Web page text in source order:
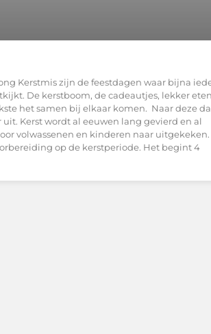
Kerstmis zijn de feestdagen waar bijna
De kerstboom, de cadeautjes, lekker
het samen bij elkaar komen. Naar deze
Kerst wordt al eeuwen lang gevierd en al
volwassenen en kinderen naar uitgekeken.
op de kerstperiode. Het begint 4